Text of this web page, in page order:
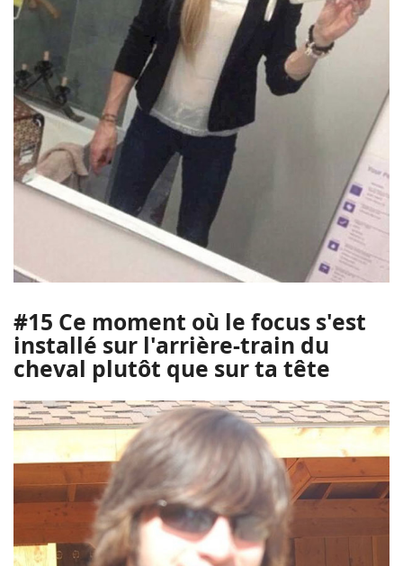
#15 Ce moment où le focus s'est
installé sur l'arrière-train du
cheval plutôt que sur ta tête